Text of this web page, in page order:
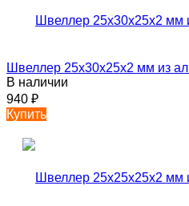
Швеллер 25х30х25х2 мм из
В наличии
940 ₽
Купить